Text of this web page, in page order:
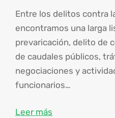
Entre los delitos contra
encontramos una larga
prevaricación, delito de
de caudales públicos,
negociaciones y
funcionarios…
Leer más